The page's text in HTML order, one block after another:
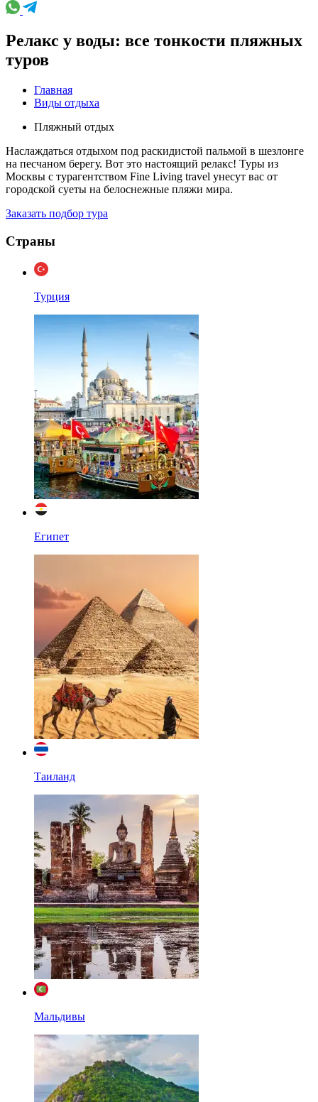
Релакс у воды: все тонкости пляжных
туров
Главная
Виды отдыха
Пляжный отдых
Наслаждаться отдыхом под раскидистой пальмой в шезлонге
на песчаном берегу. Вот это настоящий релакс! Туры из
Москвы с турагентством Fine Living travel унесут вас от
городской суеты на белоснежные пляжи мира.
Заказать подбор тура
Страны
Турция
Египет
Таиланд
Мальдивы